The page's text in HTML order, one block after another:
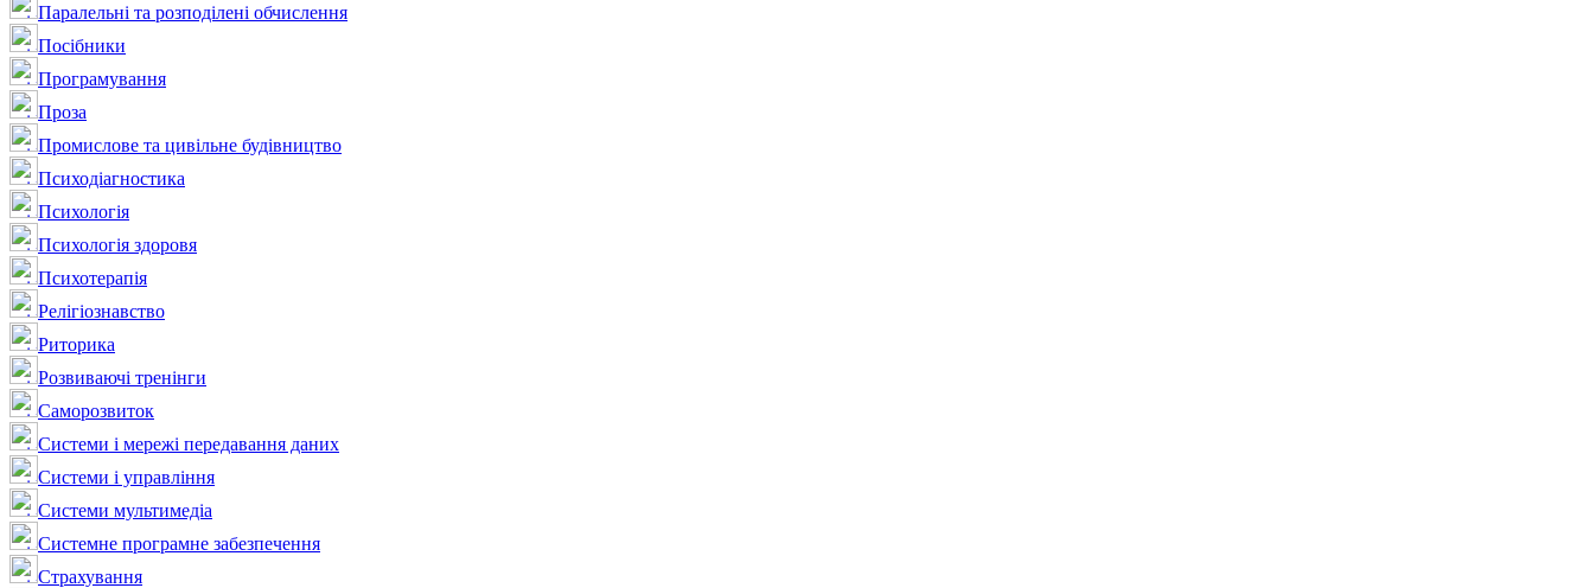
Паралельні та розподілені обчислення
Посібники
Програмування
Проза
Промислове та цивільне будівництво
Психодіагностика
Психологія
Психологія здоровя
Психотерапія
Релігіознавство
Риторика
Розвиваючі тренінги
Саморозвиток
Системи і мережі передавання даних
Системи і управління
Системи мультимедіа
Системне програмне забезпечення
Страхування